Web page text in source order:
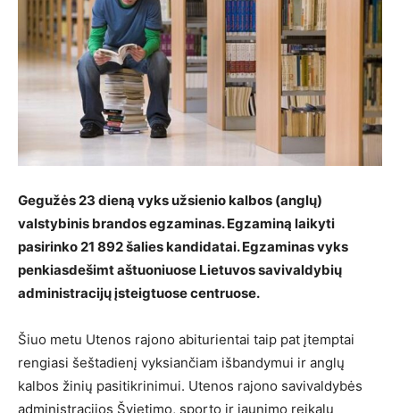
Gegužės 23 dieną vyks užsienio kalbos (anglų)
valstybinis brandos egzaminas. Egzaminą laikyti
pasirinko 21 892 šalies kandidatai. Egzaminas vyks
penkiasdešimt aštuoniuose Lietuvos savivaldybių
administracijų įsteigtuose centruose.
Šiuo metu Utenos rajono abiturientai taip pat įtemptai
rengiasi šeštadienį vyksiančiam išbandymui ir anglų
kalbos žinių pasitikrinimui. Utenos rajono savivaldybės
administracijos Švietimo, sporto ir jaunimo reikalų